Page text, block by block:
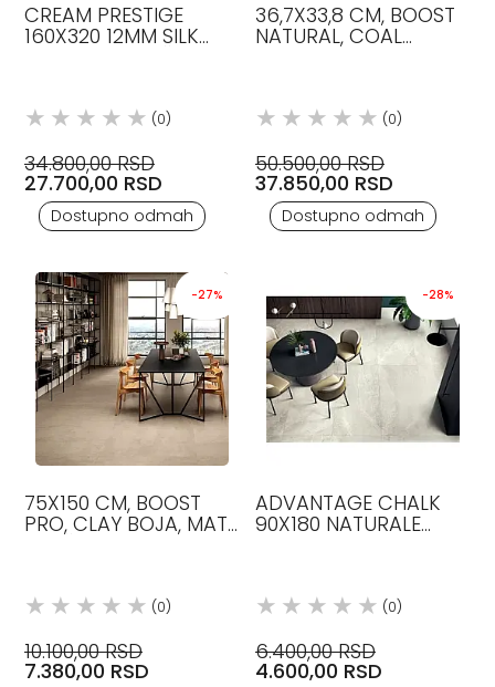
CREAM PRESTIGE
160X320 12MM SILK
(0)
34.800,00 RSD
27.700,00 RSD
Dostupno odmah
36,7X33,8 CM, BOOST
NATURAL, COAL
(0)
50.500,00 RSD
37.850,00 RSD
Dostupno odmah
-27%
75X150 CM, BOOST
PRO, CLAY BOJA, MAT,
(0)
10.100,00 RSD
7.380,00 RSD
-28%
ADVANTAGE CHALK
90X180 NATURALE
(0)
6.400,00 RSD
4.600,00 RSD